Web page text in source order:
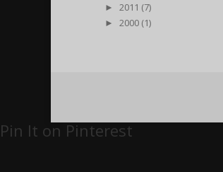
►
2011 (7)
►
2000 (1)
Pin It on Pinterest